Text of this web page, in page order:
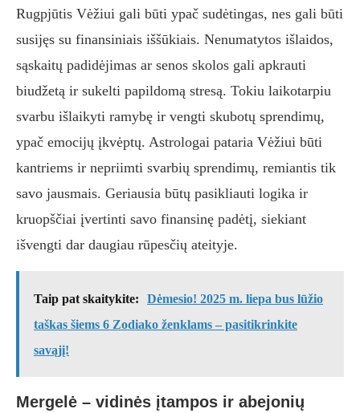
Rugpjūtis Vėžiui gali būti ypač sudėtingas, nes gali būti
susijęs su finansiniais iššūkiais. Nenumatytos išlaidos,
sąskaitų padidėjimas ar senos skolos gali apkrauti
biudžetą ir sukelti papildomą stresą. Tokiu laikotarpiu
svarbu išlaikyti ramybę ir vengti skubotų sprendimų,
ypač emocijų įkvėptų. Astrologai pataria Vėžiui būti
kantriems ir nepriimti svarbių sprendimų, remiantis tik
savo jausmais. Geriausia būtų pasikliauti logika ir
kruopščiai įvertinti savo finansinę padėtį, siekiant
išvengti dar daugiau rūpesčių ateityje.
Taip pat skaitykite:
Dėmesio! 2025 m. liepa bus lūžio
taškas šiems 6 Zodiako ženklams – pasitikrinkite
savąjį!
Mergelė – vidinės įtampos ir abejonių